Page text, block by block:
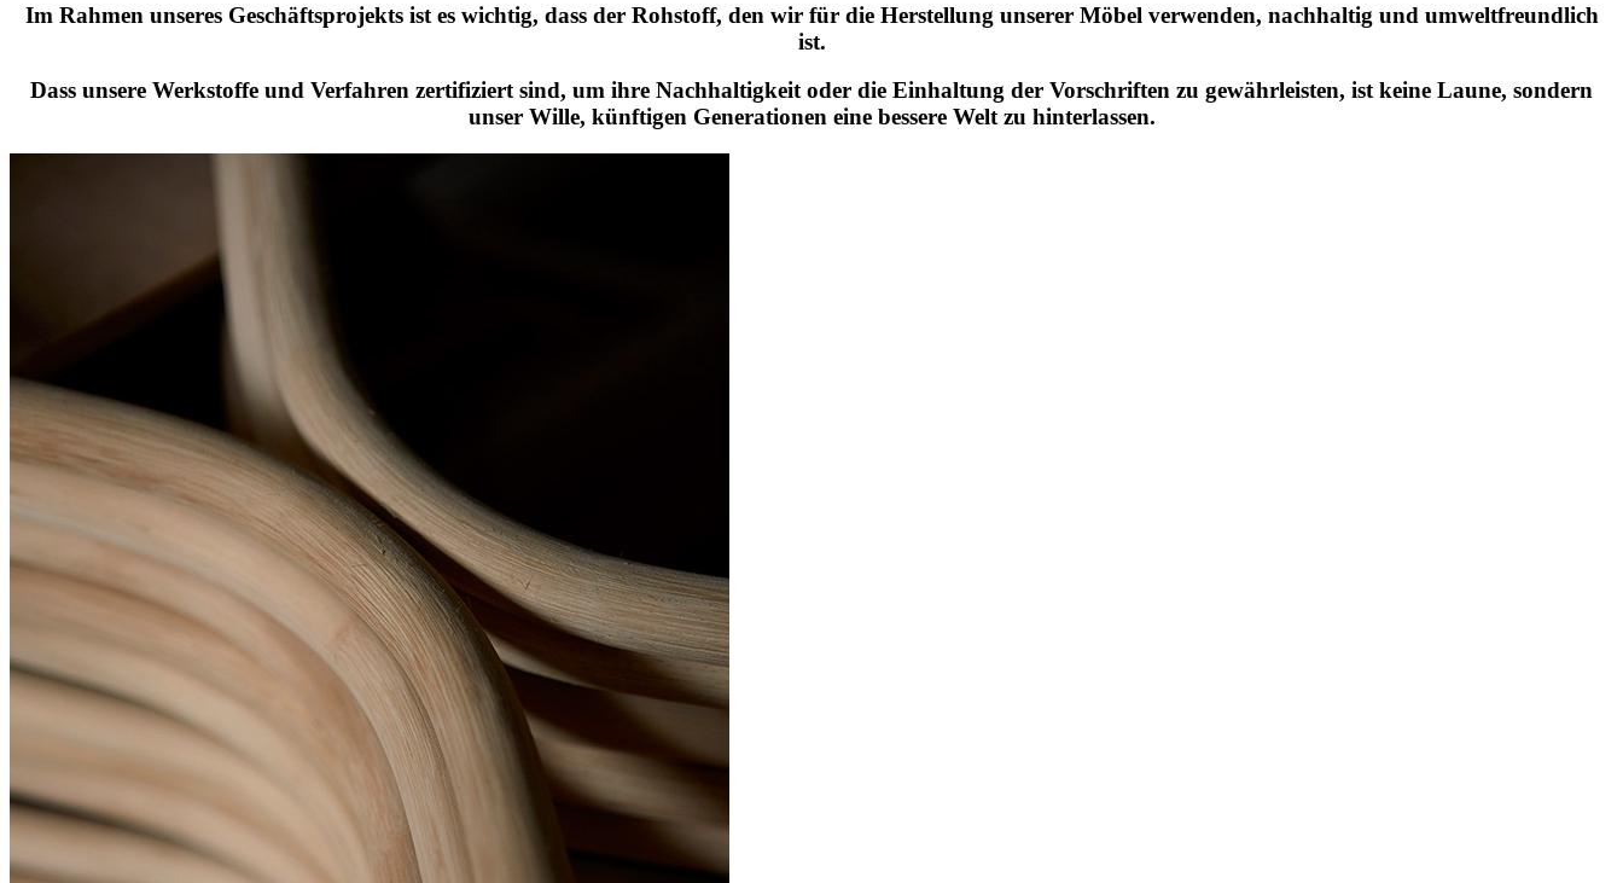
Im Rahmen unseres Geschäftsprojekts ist es wichtig, dass der Rohstoff, den wir für die Herstellung unserer Möbel verwenden, nachhaltig und umweltfreundlich
ist.
Dass unsere Werkstoffe und Verfahren zertifiziert sind, um ihre Nachhaltigkeit oder die Einhaltung der Vorschriften zu gewährleisten, ist keine Laune, sondern
unser Wille, künftigen Generationen eine bessere Welt zu hinterlassen.